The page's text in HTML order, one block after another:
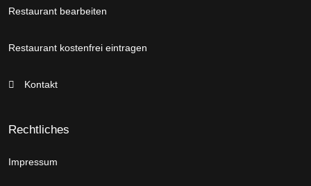
Restaurant bearbeiten
Restaurant kostenfrei eintragen
Kontakt
Rechtliches
Impressum